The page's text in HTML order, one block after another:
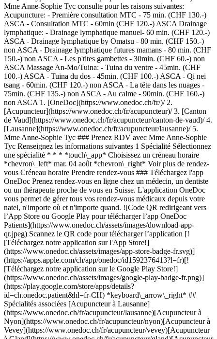
Mme Anne-Sophie Tyc consulte pour les raisons suivantes:
Acupuncture: - Première consultation MTC - 75 min. (CHF 130.-)
ASCA - Consultation MTC - 60min (CHF 120.-) ASCA Drainage
lymphatique: - Drainage lymphatique manuel- 60 min. (CHF 120.-)
ASCA - Drainage lymphatique by Omatsu - 80 min. (CHF 150.-)
non ASCA - Drainage lymphatique futures mamans - 80 min. (CHF
150.-) non ASCA - Les p'tites gambettes - 30min. (CHF 60.-) non
ASCA Massage An-Mo/Tuina: - Tuina du ventre - 45min. (CHF
100.-) ASCA - Tuina du dos - 45min. (CHF 100.-) ASCA - Qi nei
tsang - 60min. (CHF 120.-) non ASCA - La tête dans les nuages -
75min. (CHF 135.-) non ASCA - Au calme - 90min. (CHF 160.-)
non ASCA 1. [OneDoc](https://www.onedoc.ch/fr/)/ 2. [Acupuncteur](https://www.onedoc.ch/fr/acupuncteur)/ 3. [Canton de Vaud](https://www.onedoc.ch/fr/acupuncteur/canton-de-vaud)/ 4. [Lausanne](https://www.onedoc.ch/fr/acupuncteur/lausanne)/ 5. Mme Anne-Sophie Tyc ### Prenez RDV avec Mme Anne-Sophie Tyc Renseignez les informations suivantes 1 Spécialité Sélectionnez une spécialité * * * *touch\_app* Choisissez un créneau horaire *chevron\_left* mar. 04 août *chevron\_right* Voir plus de rendez-vous Créneau horaire Prendre rendez-vous ### Téléchargez l'app OneDoc Prenez rendez-vous en ligne chez un médecin, un dentiste ou un thérapeute proche de vous en Suisse. L'application OneDoc vous permet de gérer tous vos rendez-vous médicaux depuis votre natel, n'importe où et n'importe quand. ![Code QR redirigeant vers l’App Store ou Google Play pour télécharger l’app OneDoc Patients](https://www.onedoc.ch/assets/images/download-app-qr.jpeg) Scannez le QR code pour télécharger l’application [![Téléchargez notre application sur l'App Store!](https://www.onedoc.ch/assets/images/app-store-badge-fr.svg)](https://apps.apple.com/ch/app/onedoc/id1592376413?l=fr)[![Téléchargez notre application sur le Google Play Store!](https://www.onedoc.ch/assets/images/google-play-badge-fr.png)](https://play.google.com/store/apps/details?id=ch.onedoc.patient&hl=fr-CH) *keyboard\_arrow\_right* ## Spécialités associées [Acupuncteur à Lausanne](https://www.onedoc.ch/fr/acupuncteur/lausanne)[Acupuncteur à Nyon](https://www.onedoc.ch/fr/acupuncteur/nyon)[Acupuncteur à Vevey](https://www.onedoc.ch/fr/acupuncteur/vevey)[Acupuncteur à Gland](https://www.onedoc.ch/fr/acupuncteur/gland)[Acupuncteur à Marly](https://www.onedoc.ch/fr/acupuncteur/marly)[Acupuncteur à Chêne-Bourg](https://www.onedoc.ch/fr/acupuncteur/chene-bourg)[Acupuncteur à Préverenges](https://www.onedoc.ch/fr/acupuncteur/preverenges)[Acupuncteur à Thônex](https://www.onedoc.ch/fr/acupuncteur/thonex)[Acupuncteur à Romont FR](https://www.onedoc.ch/fr/acupuncteur/romont?state=FR)[Acupuncteur à Villars-sur-Glâne](https://www.onedoc.ch/fr/acupuncteur/villars-sur-glane)[Acupuncteur à Morges](https://www.onedoc.ch/fr/acupuncteur/morges)[Acupuncteur à Bulle](https://www.onedoc.ch/fr/acupuncteur/bulle)[Acupuncteur à Renens](https://www.onedoc.ch/fr/acupuncteur/renens)[Acupuncteur à Yverdon-les-Bains](https://www.onedoc.ch/fr/acupuncteur/yverdon-les-bains)[Acupuncteur à Châtel-Saint-Denis](https://www.onedoc.ch/fr/acupuncteur/chatel-saint-denis)[Acupuncteur à Pully](https://www.onedoc.ch/fr/acupuncteur/pully)[Acupuncteur à Collonge-Bellerive](https://www.onedoc.ch/fr/acupuncteur/collonge-bellerive)[Acupuncteur à La Tour-de-Peilz](https://www.onedoc.ch/fr/acupuncteur/la-tour-de-peilz)[Acupuncteur à Saint-Aubin](https://www.onedoc.ch/fr/acupuncteur/saint-aubin)[Acupuncteur à Versoix](https://www.onedoc.ch/fr/acupuncteur/versoix)[Acupuncteur à Estavayer](https://www.onedoc.ch/fr/acupuncteur/estavayer) *keyboard\_arrow\_right* ## Recherches fréquentes [Physiothérapeute à Lausanne](https://www.onedoc.ch/fr/physiotherapeute/lausanne)[Psychologue à Lausanne](https://www.onedoc.ch/fr/psychologue/lausanne)[Ostéopathe à Lausanne](https://www.onedoc.ch/fr/osteopathe/lausanne)[Masseur classique à Lausanne](https://www.onedoc.ch/fr/masseur-classique/lausanne)[Médecin généraliste à Lausanne](https://www.onedoc.ch/fr/medecin-generaliste/lausanne)[Thérapeute en drainage lymphatique à Lausanne](https://www.onedoc.ch/fr/therapeute-en-drainage-lymphatique/lausanne)[Réflexologue à Lausanne](https://www.onedoc.ch/fr/reflexologue/lausanne)[Médecin-dentiste à Lausanne](https://www.onedoc.ch/fr/medecin-dentiste/lausanne)[Ophtalmologue à Lausanne](https://www.onedoc.ch/fr/ophtalmologue/lausanne)[Acupuncteur à Lausanne](https://www.onedoc.ch/fr/acupuncteur/lausanne)[Masseur thérapeutique à Lausanne](https://www.onedoc.ch/fr/masseur-therapeutique/lausanne)[Thérapeute en hypnose à Lausanne](https://www.onedoc.ch/fr/therapeute-en-hypnose/lausanne)[Thérapeute en nutrition MCO à Lausanne](https://www.onedoc.ch/fr/therapeute-en-nutrition-mco/lausanne)[Gynécologue obstétricien à Lausanne](https://www.onedoc.ch/fr/gynecologue-obstetricien/lausanne)[Physiothérapeute du sport à Lausanne](https://www.onedoc.ch/fr/physiotherapeute-du-sport/lausanne)[Naturopathe MCO/TEN à Lausanne](https://www.onedoc.ch/fr/naturopathe-mco-ten/lausanne)[Masseur classique à Nyon](https://www.onedoc.ch/fr/masseur-classique/nyon)[Ostéopathe à Vevey](https://www.onedoc.ch/fr/osteopathe/vevey)[Psychothérapeute à Lausanne](https://www.onedoc.ch/fr/psychotherapeute/lausanne)[Hygiéniste dentaire à Lausanne](https://www.onedoc.ch/fr/hygieniste-dentaire/lausanne)[Spécialiste en médecine interne générale à Lausanne](https://www.onedoc.ch/fr/specialiste-en-medecine-interne-generale/lausanne) *keyboard\_arrow\_right* ## Annuaire des professionnels de santé suisses [Liste des praticiens](https://www.onedoc.ch/fr/annuaire) [A](https://www.onedoc.ch/fr/annuaire/A) [B](https://www.onedoc.ch/fr/annuaire/B) [C](https://www.onedoc.ch/fr/annuaire/C) [D](https://www.onedoc.ch/fr/annuaire/D) [E](https://www.onedoc.ch/fr/annuaire/E) [F](https://www.onedoc.ch/fr/annuaire/F) [G](https://www.onedoc.ch/fr/annuaire/G) [H](https://www.onedoc.ch/fr/annuaire/H) [I](https://www.onedoc.ch/fr/annuaire/I) [J](https://www.onedoc.ch/fr/annuaire/J) [K](https://www.onedoc.ch/fr/annuaire/K) [L](https://www.onedoc.ch/fr/annuaire/L) [M](https://www.onedoc.ch/fr/annuaire/M) [N](https://www.onedoc.ch/fr/annuaire/N) [O](https://www.onedoc.ch/fr/annuaire/O) [P](https://www.onedoc.ch/fr/annuaire/P) [Q](https://www.onedoc.ch/fr/annuaire/Q) [R](https://www.onedoc.ch/fr/annuaire/R) [S](https://www.onedoc.ch/fr/annuaire/S) [T](https://www.onedoc.ch/fr/annuaire/T) [U](https://www.onedoc.ch/fr/annuaire/U) [V](https://www.onedoc.ch/fr/annuaire/V) [W](https://www.onedoc.ch/fr/annuaire/W) [X](https://www.onedoc.ch/fr/annuaire/X) [Y](https://www.onedoc.ch/fr/annuaire/Y) [Z](https://www.onedoc.ch/fr/annuaire/Z) ## OneDoc [Pour les professionnels de santé](https://info.onedoc.ch/fr/) [À propos de nous](https://info.onedoc.ch/fr/raison-d-etre/) [Presse](https://info.onedoc.ch/fr/presse/) [Carrières](https://career.onedoc.ch/fr) [Centre de confidentialité](https://privacy.onedoc.ch/fr/) [Gestion des cookies](javascript:Didomi.preferences.show%28%29) [Centre d'aide](https://help.onedoc.ch/fr/) ## Langues [Deutsch](https://www.onedoc.ch/de/akupunkteurin/lausanne/pcwxn/anne-sophie-tyc) [Français](https://www.onedoc.ch/fr/acupunctrice/lausanne/pcwxn/anne-sophie-tyc) [Italiano](https://www.onedoc.ch/it/agopuntrice/losanna/pcwxn/anne-sophie-tyc) [English](https://www.onedoc.ch/en/acupuncturist/lausanne/pcwxn/anne-sophie-tyc) ## Spécialités associées [Acupuncture à Lausanne](https://www.onedoc.ch/fr/acupuncteur/lausanne) [Acupuncture à Nyon](https://www.onedoc.ch/fr/acupuncteur/nyon) [Acupuncture à Vevey](https://www.onedoc.ch/fr/acupuncteur/vevey) [Acupuncture à Gland](https://www.onedoc.ch/fr/acupuncteur/gland) [Acupuncture à Marly](https://www.onedoc.ch/fr/acupuncteur/marly) [Acupuncture à Chêne-Bourg](https://www.onedoc.ch/fr/acupuncteur/chene-bourg) [Acupuncture à Préverenges](https://www.onedoc.ch/fr/acupuncteur/preverenges) [Acupuncture à Thônex](https://www.onedoc.ch/fr/acupuncteur/thonex) [Acupuncture à Romont FR](https://www.onedoc.ch/fr/acupuncteur/romont?state=FR) [Acupuncture à Villars-sur-Glâne](https://www.onedoc.ch/fr/acupuncteur/villars-sur-glane) [Acupuncture à Morges](https://www.onedoc.ch/fr/acupuncteur/morges) [Acupuncture à Bulle](https://www.onedoc.ch/fr/acupuncteur/bulle) [Acupuncture à Renens](https://www.onedoc.ch/fr/acupuncteur/renens) [Acupuncture à Yverdon-les-Bains](https://www.onedoc.ch/fr/acupuncteur/yverdon-les-bains) [Acupuncture à Châtel-Saint-Denis](https://www.onedoc.ch/fr/acupuncteur/chatel-saint-denis) [Acupuncture à Pully](https://www.onedoc.ch/fr/acupuncteur/pully) [Acupuncture à Collonge-Bellerive](https://www.onedoc.ch/fr/acupuncteur/collonge-bellerive) [Acupuncture à La Tour-de-Peilz](https://www.onedoc.ch/fr/acupuncteur/la-tour-de-peilz) [Acupuncture à Saint-Aubin](https://www.onedoc.ch/fr/acupuncteur/saint-aubin) [Acupuncture à Versoix](https://www.onedoc.ch/fr/acupuncteur/versoix) [Acupuncture à Estavayer](https://www.onedoc.ch/fr/acupuncteur/estavayer) ## Recherches fréquentes [Physiothérapeute à Lausanne](https://www.onedoc.ch/fr/physiotherapeute/lausanne) [Psychologue à Lausanne](https://www.onedoc.ch/fr/psychologue/lausanne) [Ostéopathe à Lausanne](https://www.onedoc.ch/fr/osteopathe/lausanne) [Massage classique à Lausanne](https://www.onedoc.ch/fr/masseur-classique/lausanne) [Médecin généraliste à Lausanne](https://www.onedoc.ch/fr/medecin-generaliste/lausanne) [Thérapeute en drainage lymphatique à Lausanne](https://www.onedoc.ch/fr/therapeute-en-drainage-lymphatique/lausanne) [Réflexologue à Lausanne](https://www.onedoc.ch/fr/reflexologue/lausanne) [Médecin-dentiste à Lausanne](https://www.onedoc.ch/fr/medecin-dentiste/lausanne) [Ophtalmologue à Lausanne](https://www.onedoc.ch/fr/ophtalmologue/lausanne) [Acupuncture à Lausanne](https://www.onedoc.ch/fr/acupuncteur/lausanne) [Massage thérapeutique à Lausanne](https://www.onedoc.ch/fr/masseur-therapeutique/lausanne) [Thérapeute en hypnose à Lausanne](https://www.onedoc.ch/fr/therapeute-en-hypnose/lausanne) [Thérapeute en nutrition MCO à Lausanne](https://www.onedoc.ch/fr/therapeute-en-nutrition-mco/lausanne) [Gynécologue obstétricien à Lausanne](https://www.onedoc.ch/fr/gynecologue-obstetricien/lausanne) [Physiothérapeute du sport à Lausanne](https://www.onedoc.ch/fr/physiotherapeute-du-sport/lausanne) [Naturopathe MCO/TEN à Lausanne](https://www.onedoc.ch/fr/naturopathe-mco-ten/lausanne) [Massage classique à Nyon](https://www.onedoc.ch/fr/masseur-classique/nyon) [Ostéopathe à Vevey](https://www.onedoc.ch/fr/osteopa